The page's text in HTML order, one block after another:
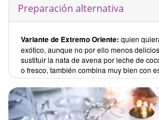
Preparación alternativa
Variante de Extremo Oriente: quien
exótico, aunque no por ello menos
sustituir la nata de avena por leche de
o fresco, también combina muy bien con